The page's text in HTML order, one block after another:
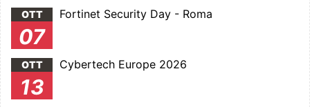
OTT
07
Fortinet Security Day - Roma
OTT
13
Cybertech Europe 2026